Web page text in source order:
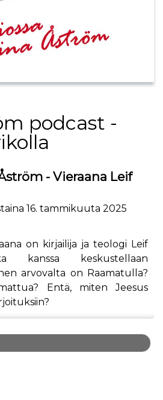
podcast -
- Vieraana Leif
16. tammikuuta 2025
on kirjailija ja teologi Leif
kanssa keskustellaan
arvovalta on Raamatulla?
Entä, miten Jeesus